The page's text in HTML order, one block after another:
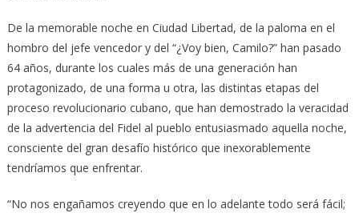
De la memorable noche en Ciudad Libertad, de la paloma en el
hombro del jefe vencedor y del “¿Voy bien, Camilo?” han pasado
64 años, durante los cuales más de una generación han
protagonizado, de una forma u otra, las distintas etapas del
proceso revolucionario cubano, que han demostrado la veracidad
de la advertencia del Fidel al pueblo entusiasmado aquella noche,
consciente del gran desafío histórico que inexorablemente
tendríamos que enfrentar.
“No nos engañamos creyendo que en lo adelante todo será fácil;